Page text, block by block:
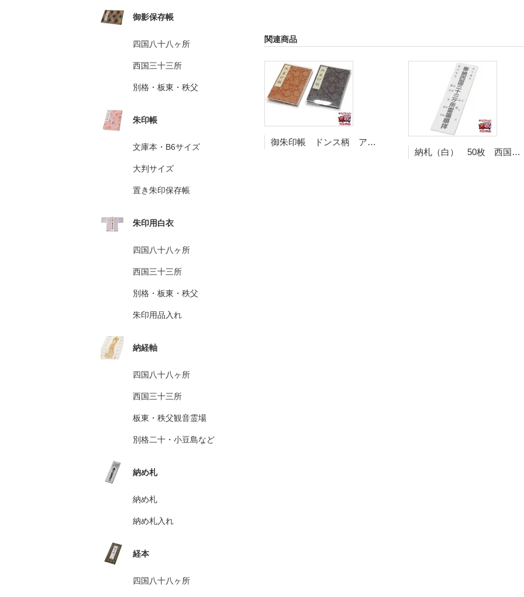
関連商品
御朱印帳 ドンス柄 アコーディオンタイプ
納札（白） 50枚 西国三十三ヶ所
御影保存帳
四国八十八ヶ所
西国三十三所
別格・板東・秩父
朱印帳
文庫本・B6サイズ
大判サイズ
置き朱印保存帳
朱印用白衣
四国八十八ヶ所
西国三十三所
別格・板東・秩父
朱印用品入れ
納経軸
四国八十八ヶ所
西国三十三所
板東・秩父観音霊場
別格二十・小豆島など
納め札
納め札
納め札入れ
経本
四国八十八ヶ所